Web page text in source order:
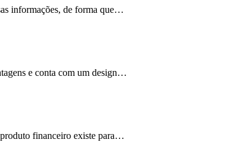
informações, de forma que…
e conta com um design…
produto financeiro existe para…